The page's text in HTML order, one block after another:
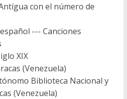
con el número de
--- Canciones
XIX
(Venezuela)
Biblioteca Nacional y
(Venezuela)